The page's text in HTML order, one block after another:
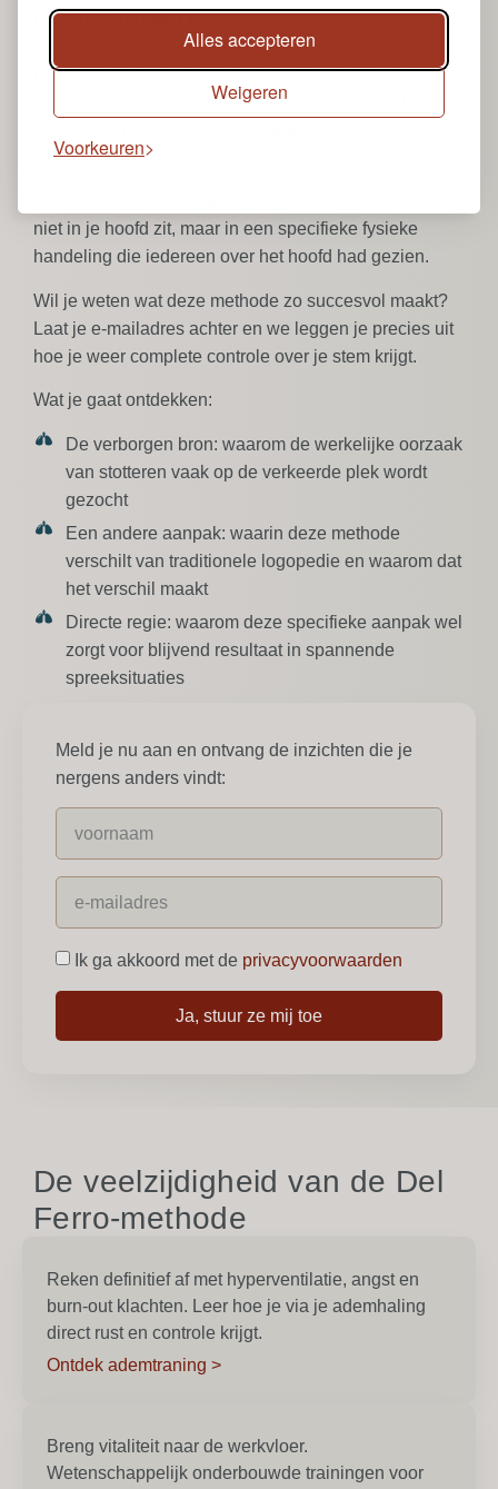
Alles accepteren
Weigeren
Voorkeuren
overwinnen
De meeste mensen die stotteren hebben al van alles
geprobeerd. De algemene opvatting is vaak dat je er
we er op een fundamenteel andere manier naar.
niet in je hoofd zit, maar in een specifieke fysieke
handeling die iedereen over het hoofd had gezien.
Wil je weten wat deze methode zo succesvol maakt?
Laat je e-mailadres achter en we leggen je precies uit
hoe je weer complete controle over je stem krijgt.
Wat je gaat ontdekken:
De verborgen bron: waarom de werkelijke oorzaak
van stotteren vaak op de verkeerde plek wordt
gezocht
Een andere aanpak: waarin deze methode
verschilt van traditionele logopedie en waarom dat
het verschil maakt
Directe regie: waarom deze specifieke aanpak wel
zorgt voor blijvend resultaat in spannende
spreeksituaties
Meld je nu aan en ontvang de inzichten die je
nergens anders vindt:
Ik ga akkoord met de privacyvoorwaarden
Ja, stuur ze mij toe
De veelzijdigheid van de Del
Ferro-methode
Reken definitief af met hyperventilatie, angst en
burn-out klachten. Leer hoe je via je ademhaling
direct rust en controle krijgt.
Ontdek ademtraning >
Breng vitaliteit naar de werkvloer.
Wetenschappelijk onderbouwde trainingen voor